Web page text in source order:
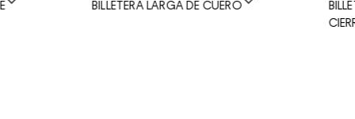
BILLETERA LARGA DE CUERO